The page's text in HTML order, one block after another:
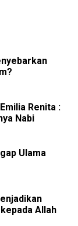
Renita :
Nabi
Ulama
Allah